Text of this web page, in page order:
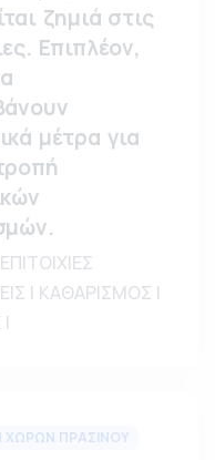
ζημιά στις
Επιπλέον,
μέτρα για
| ΚΑΘΑΡΙΣΜΟΣ |
ΧΩΡΩΝ ΠΡΑΣΙΝΟΥ